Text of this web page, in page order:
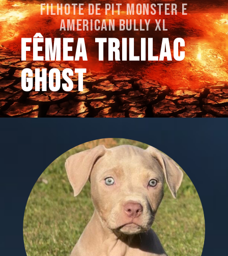
filhote de pit monster e
american bully xl
Fêmea trililac
ghost